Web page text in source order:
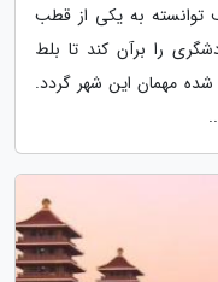
توانسته به یکی از قطب
را برآن کند تا بلط
مهمان این شهر گردد.